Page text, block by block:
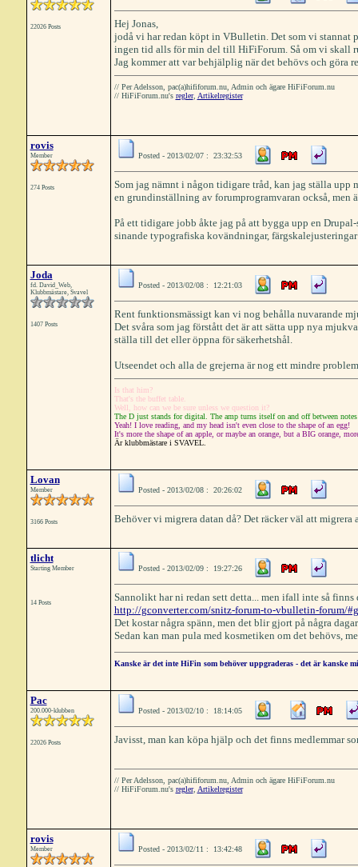
22026 Posts
Hej Jonas,
jodå vi har redan köpt in VBulletin. Det som vi stannat
ingen tid alls för min del till HiFiForum. Så om vi skall
Jag kommer att var behjälplig när det behövs och göra
// Per Adelsson, pac(a)hififorum.nu, Admin och ägare HiFiForum.nu
// HiFiForum.nu's regler, Artikelregister
rovis
Member
274 Posts
Posted - 2013/02/07 : 23:32:53
Som jag nämnt i någon tidigare tråd, kan jag ställa
en grundinställning av forumprogramvaran också, men
På ett tidigare jobb åkte jag på att bygga upp en
sinande typografiska kovändningar,
Joda
fd. David_Web,
Klubbmästare, Svavel
1407 Posts
Posted - 2013/02/08 : 12:21:03
Rent funktionsmässigt kan vi nog behålla nuvarande
Det svåra som jag förstått det är att sätta upp nya
ställa till det eller öppna för säkerhetshål.
Utseendet och alla de grejerna är nog ett mindre
Is that him?
That's the buffet table.
Well, how can we be sure unless we question it?
The D just stands for digital. The amp turns itself on and off between notes
Yeah! I love reading, and my head isn't even close to the shape of an egg!
It's more the shape of an apple, or maybe an orange, but a BIG orange,
Är klubbmästare i SVAVEL.
Lovan
Member
3166 Posts
Posted - 2013/02/08 : 20:26:02
Behöver vi migrera datan då? Det räcker väl att
tlicht
Starting Member
14 Posts
Posted - 2013/02/09 : 19:27:26
Sannolikt har ni redan sett detta... men ifall inte så finns
http://gconverter.com/snitz-forum-to-vbulletin-forum/
Det kostar några spänn, men det blir gjort på några
Sedan kan man pula med kosmetiken om det behövs,
Kanske är det inte HiFin som behöver uppgraderas - det är kanske
Pac
200.000-klubben
22026 Posts
Posted - 2013/02/10 : 18:14:05
Javisst, man kan köpa hjälp och det finns medlemmar
// Per Adelsson, pac(a)hififorum.nu, Admin och ägare HiFiForum.nu
// HiFiForum.nu's regler, Artikelregister
rovis
Member Posted - 2013/02/11 : 13:42:48